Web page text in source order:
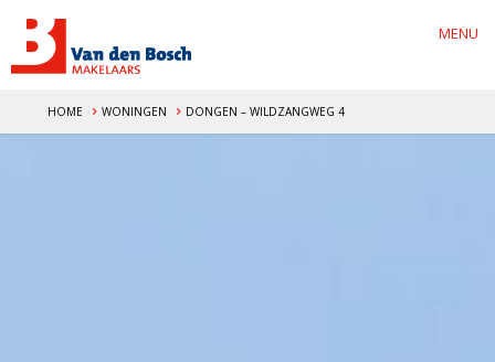
MENU
HOME WONINGEN DONGEN – WILDZANGWEG 4